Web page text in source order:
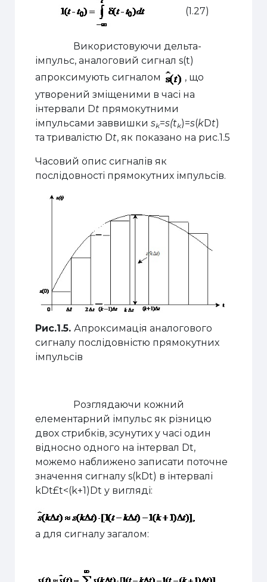
(1.27)
Використовуючи дельта-
імпульс, аналоговий сигнал s(t)
апроксимують сигналом
, що
утворений зміщеними в часі на
інтервали Dt прямокутними
імпульсами заввишкиsk=s(tk)=s(kDt)
та тривалістю Dt, як показано на рис.1.5
Часовий опис сигналів як
послідовності прямокутних імпульсів.
Рис.1.5.Апроксимація аналогового
сигналу послідовністю прямокутних
імпульсів
Розглядаючи кожний
елементарний імпульс як різницю
двох стрибків, зсунутих у часі один
відносно одного на інтервал Dt,
можемо наближено записати поточне
значення сигналу s(kDt) в інтервалі
kDt£t<(k+1)Dt у вигляді:
а для сигналу загалом: